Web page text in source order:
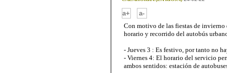
a+
a-
Con motivo de las fiestas de invierno
horario y recorrido del autobús
- Jueves 3 : Es festivo, por tanto no
- Viernes 4: El horario del servicio
ambos sentidos: estación de